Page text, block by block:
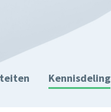
Kennisdeling